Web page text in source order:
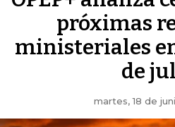
próximas
ministeriales
de
martes, 18 de